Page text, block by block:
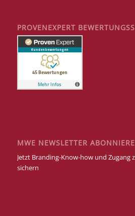
PROVENEXPERT
MWE NEWSLETTER
Jetzt Branding-Know-how und Zugang
sichern